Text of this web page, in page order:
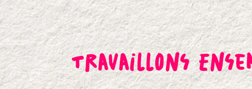
Skip
to
content
Travaillons